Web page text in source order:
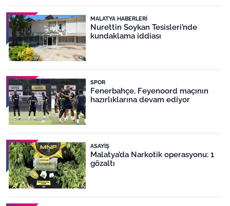
MALATYA HABERLERI
Nurettin Soykan Tesisleri’nde
kundaklama iddiası
SPOR
Fenerbahçe, Feyenoord maçının
hazırlıklarına devam ediyor
ASAYIŞ
Malatya’da Narkotik operasyonu: 1
gözaltı